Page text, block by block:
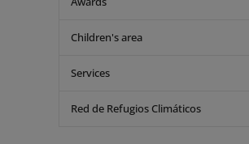
Children's area
Services
Red de Refugios Climáticos